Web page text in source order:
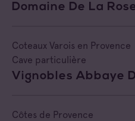
Domaine De La
Coteaux Varois en Provence
Cave particulière
Vignobles Abbaye
Côtes de Provence